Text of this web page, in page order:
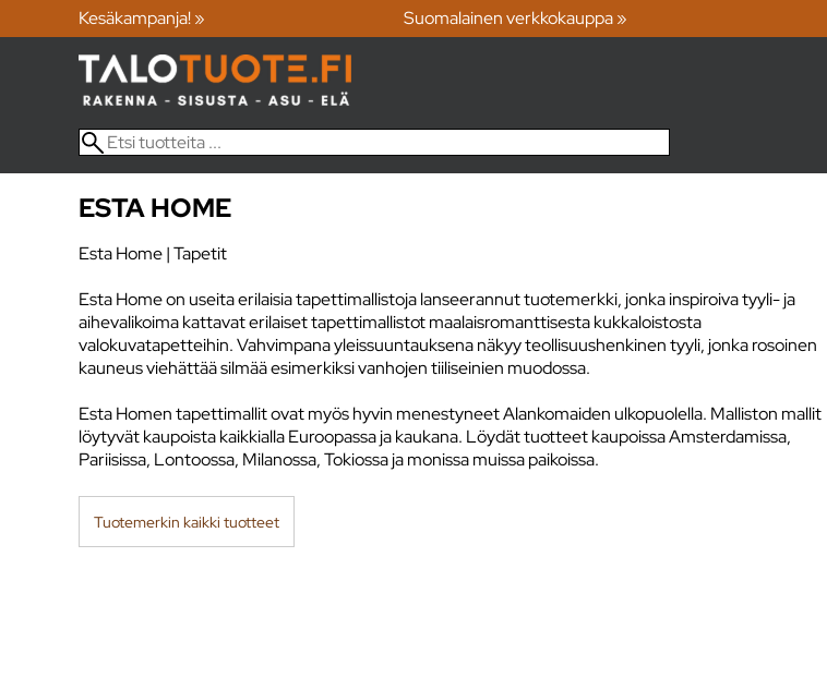
Kesäkampanja! » Suomalainen verkkokauppa »
ESTA HOME
Esta Home | Tapetit
Esta Home on useita erilaisia tapettimallistoja lanseerannut tuotemerkki, jonka inspiroiva tyyli- ja
aihevalikoima kattavat erilaiset tapettimallistot maalaisromanttisesta kukkaloistosta
valokuvatapetteihin. Vahvimpana yleissuuntauksena näkyy teollisuushenkinen tyyli, jonka rosoinen
kauneus viehättää silmää esimerkiksi vanhojen tiiliseinien muodossa.
Esta Homen tapettimallit ovat myös hyvin menestyneet Alankomaiden ulkopuolella. Malliston mallit
löytyvät kaupoista kaikkialla Euroopassa ja kaukana. Löydät tuotteet kaupoissa Amsterdamissa,
Pariisissa, Lontoossa, Milanossa, Tokiossa ja monissa muissa paikoissa.
Tuotemerkin kaikki tuotteet